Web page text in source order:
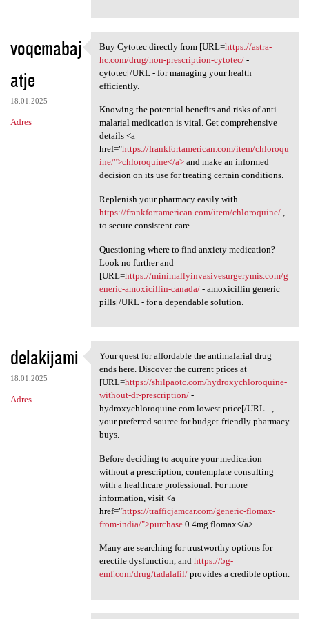
voqemabaj
atje
18.01.2025
Adres
Buy Cytotec directly from
Buy Cytotec directly from [URL=https://astra-
hc.com/drug/non-prescription-cytotec/-
cytotec[/URL - for managing your health
efficiently.
Knowing the potential benefits and risks of anti-
malarial medication is vital. Get comprehensive
details <a
href="https://frankfortamerican.com/item/chloroqu
ine/">chloroquine</a>and make an informed
decision on its use for treating certain conditions.
Replenish your pharmacy easily with
https://frankfortamerican.com/item/chloroquine/,
to secure consistent care.
Questioning where to find anxiety medication?
Look no further and
[URL=https://minimallyinvasivesurgerymis.com/g
eneric-amoxicillin-canada/- amoxicillin generic
pills[/URL - for a dependable solution.
delakijami
18.01.2025
Adres
Your quest for affordable the
Your quest for affordable the antimalarial drug
ends here. Discover the current prices at
[URL=https://shilpaotc.com/hydroxychloroquine-
without-dr-prescription/-
hydroxychloroquine.com lowest price[/URL - ,
your preferred source for budget-friendly pharmacy
buys.
Before deciding to acquire your medication
without a prescription, contemplate consulting
with a healthcare professional. For more
information, visit <a
href="https://trafficjamcar.com/generic-flomax-
from-india/">purchase0.4mg flomax</a> .
Many are searching for trustworthy options for
erectile dysfunction, and https://5g-
emf.com/drug/tadalafil/provides a credible option.